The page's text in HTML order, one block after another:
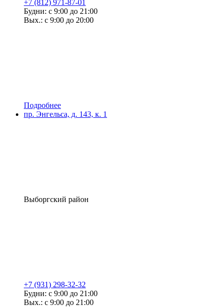
+7 (812) 971-87-01
Будни: с 9:00 до 21:00
Вых.: с 9:00 до 20:00
Подробнее
пр. Энгельса, д. 143, к. 1
Выборгский район
+7 (931) 298-32-32
Будни: с 9:00 до 21:00
Вых.: с 9:00 до 21:00